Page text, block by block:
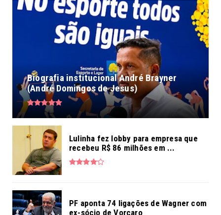
Biografia institucional André Brayner
(André Domingos de Jesus)
Lulinha fez lobby para empresa que
recebeu R$ 86 milhões em ...
PF aponta 74 ligações de Wagner com
ex-sócio de Vorcaro